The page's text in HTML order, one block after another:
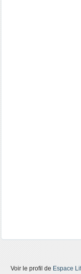
Voir le profil de Espace